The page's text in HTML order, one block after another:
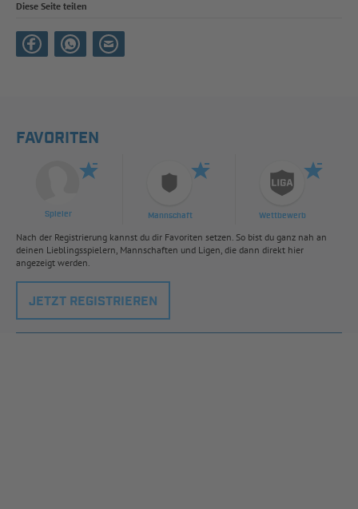
Diese Seite teilen
FAVORITEN
Spieler Mannschaft Wettbewerb
Nach der Registrierung kannst du dir Favoriten setzen. So bist du ganz nah an
deinen Lieblingsspielern, Mannschaften und Ligen, die dann direkt hier
angezeigt werden.
JETZT REGISTRIEREN